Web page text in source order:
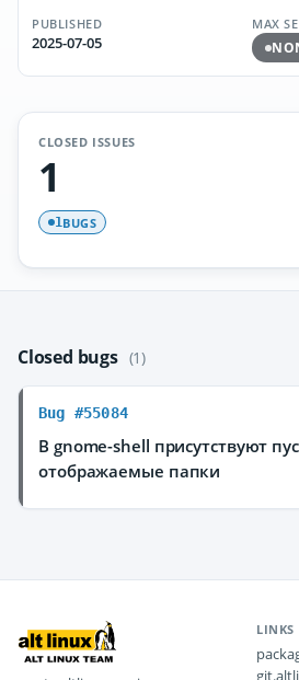
PUBLISHED
2025-07-05
MAX
CLOSED ISSUES
1
1BUGS
Closed bugs (1)
Bug #55084
В gnome-shell присутствуют
отображаемые папки
LINKS